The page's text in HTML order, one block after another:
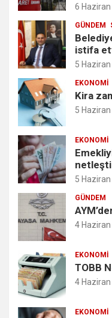
6
GÜNDEM
istifa
5
EKONOMI
Kira
5
EKONOMI
netleşti
5
GÜNDEM
4
EKONOMI
TOBB
4
EKONOMI